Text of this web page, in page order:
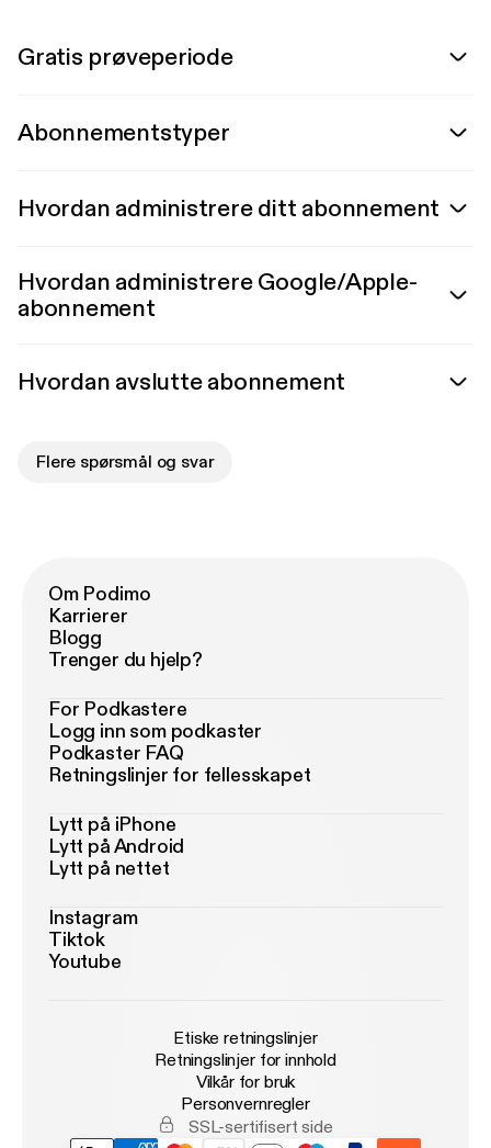
Gratis prøveperiode
Abonnementstyper
Hvordan administrere ditt abonnement
Hvordan administrere Google/Apple-
abonnement
Hvordan avslutte abonnement
Flere spørsmål og svar
Om Podimo
Karrierer
Blogg
Trenger du hjelp?
For Podkastere
Logg inn som podkaster
Podkaster FAQ
Retningslinjer for fellesskapet
Lytt på iPhone
Lytt på Android
Lytt på nettet
Instagram
Tiktok
Youtube
Etiske retningslinjer
Retningslinjer for innhold
Vilkår for bruk
Personvernregler
SSL-sertifisert side